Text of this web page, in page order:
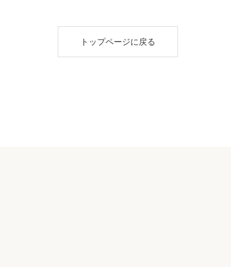
トップページに戻る